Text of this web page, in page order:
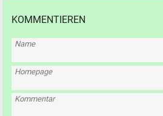
KOMMENTIEREN
Name
Homepage
Kommentar